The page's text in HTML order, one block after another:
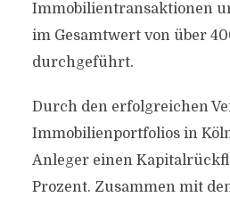
Immobilientransaktionen
im Gesamtwert von über
durchgeführt.
Durch den erfolgreichen
Immobilienportfolios in
Anleger einen
Prozent. Zusammen mit